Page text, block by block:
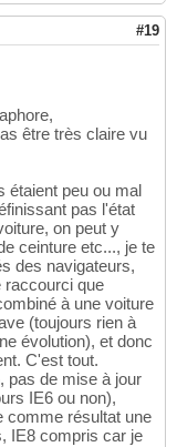
#19
être très claire vu
étaient peu ou mal
pas l'état
on peut y
ceinture etc..., je te
des navigateurs,
raccourci que
à une voiture
(toujours rien à
évolution), et donc
C'est tout.
pas de mise à jour
IE6 ou non),
comme résultat une
IE8 compris car je